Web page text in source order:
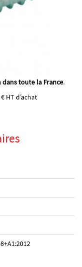
dans toute la France.
HT d’achat